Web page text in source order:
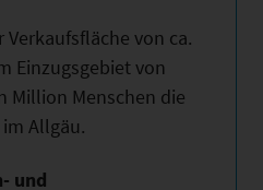
von ca.
Einzugsgebiet von
Million Menschen die
Allgäu.
und